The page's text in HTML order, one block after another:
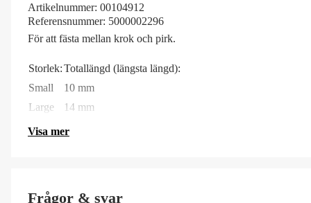
Artikelnummer: 00104912
Referensnummer: 5000002296
För att fästa mellan krok och pirk.
Storlek:Totallängd (längsta längd):
Small
10 mm
Large
14 mm
Visa mer
Frågor & svar